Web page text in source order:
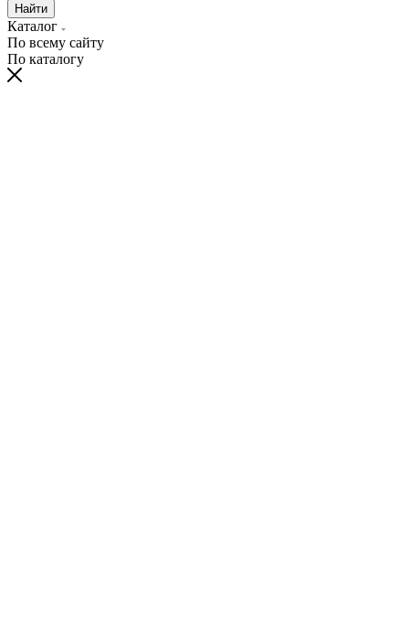
Найти
Каталог
По всему сайту
По каталогу